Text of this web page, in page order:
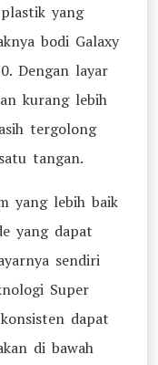
yang
bodi Galaxy
Dengan layar
kurang lebih
tergolong
tangan.
yang lebih baik
yang dapat
sendiri
Super
dapat
di bawah